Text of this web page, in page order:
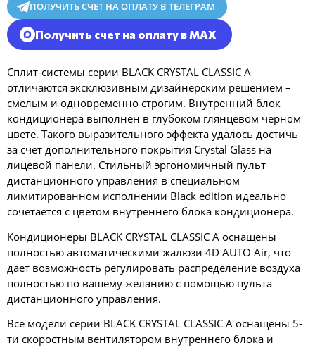
ПОЛУЧИТЬ СЧЕТ НА ОПЛАТУ В ТЕЛЕГРАМ
Получить счет на оплату в MAX
Сплит-системы серии BLACK CRYSTAL CLASSIC A
отличаются эксклюзивным дизайнерским решением –
смелым и одновременно строгим. Внутренний блок
кондиционера выполнен в глубоком глянцевом черном
цвете. Такого выразительного эффекта удалось достичь
за счет дополнительного покрытия Crystal Glass на
лицевой панели. Стильный эргономичный пульт
дистанционного управления в специальном
лимитированном исполнении Black edition идеально
сочетается с цветом внутреннего блока кондиционера.
Кондиционеры BLACK CRYSTAL CLASSIC A оснащены
полностью автоматическими жалюзи 4D AUTO Air, что
дает возможность регулировать распределение воздуха
полностью по вашему желанию с помощью пульта
дистанционного управления.
Все модели серии BLACK CRYSTAL CLASSIC A оснащены 5-
ти скоростным вентилятором внутреннего блока и